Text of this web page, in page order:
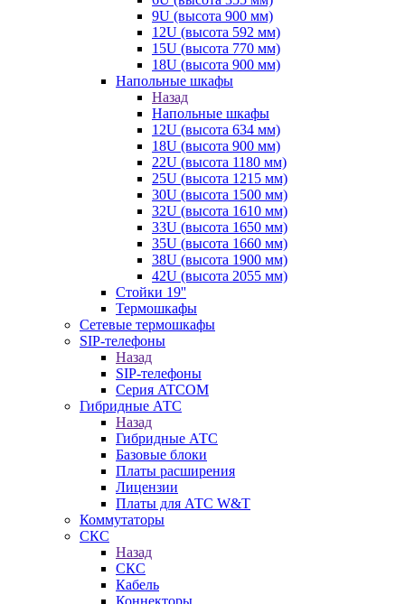
9U (высота 900 мм)
12U (высота 592 мм)
15U (высота 770 мм)
18U (высота 900 мм)
Напольные шкафы
Назад
Напольные шкафы
12U (высота 634 мм)
18U (высота 900 мм)
22U (высота 1180 мм)
25U (высота 1215 мм)
30U (высота 1500 мм)
32U (высота 1610 мм)
33U (высота 1650 мм)
35U (высота 1660 мм)
38U (высота 1900 мм)
42U (высота 2055 мм)
Стойки 19''
Термошкафы
Сетевые термошкафы
SIP-телефоны
Назад
SIP-телефоны
Серия ATCOM
Гибридные АТС
Назад
Гибридные АТС
Базовые блоки
Платы расширения
Лицензии
Платы для АТС W&T
Коммутаторы
СКС
Назад
СКС
Кабель
Коннекторы